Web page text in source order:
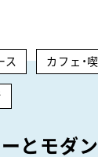
ス カフェ・
とモダ